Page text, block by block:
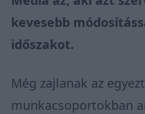
kevesebb
időszakot.
Még zajlanak az
munkacsoportokban